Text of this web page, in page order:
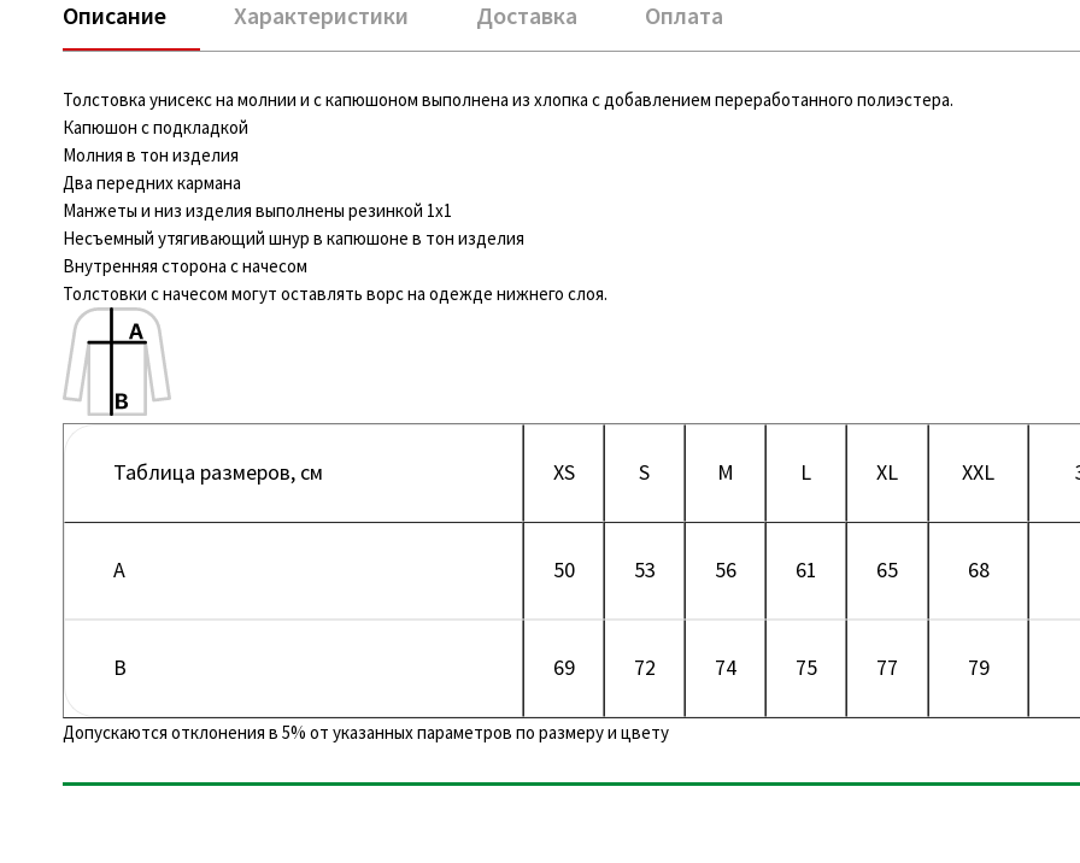
Описание Характеристики Доставка Оплата
Толстовка унисекс на молнии и с капюшоном выполнена из хлопка с добавлением переработанного полиэстера.
Капюшон с подкладкой
Молния в тон изделия
Два передних кармана
Манжеты и низ изделия выполнены резинкой 1х1
Несъемный утягивающий шнур в капюшоне в тон изделия
Внутренняя сторона с начесом
Толстовки с начесом могут оставлять ворс на одежде нижнего слоя.
Таблица размеров, см XS S M L XL XXL
A 50 53 56 61 65 68
B 69 72 74 75 77 79
Допускаются отклонения в 5% от указанных параметров по размеру и цвету